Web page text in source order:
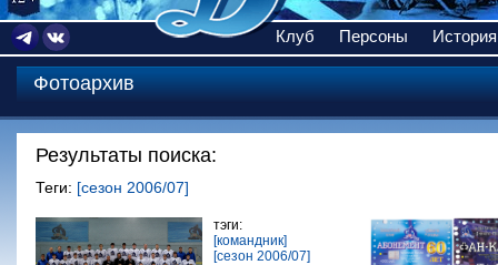
Клуб Персоны История
Фотоархив
Результаты поиска:
Теги: [сезон 2006/07]
тэги:
[командник]
[сезон 2006/07]